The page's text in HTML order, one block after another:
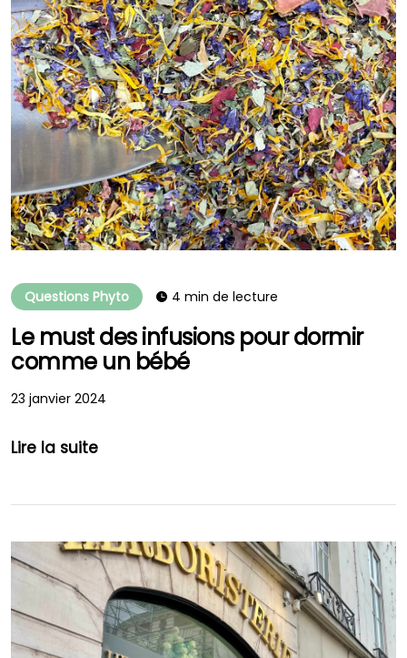
Questions Phyto 4 min de lecture
Le must des infusions pour dormir
comme un bébé
23 janvier 2024
Lire la suite